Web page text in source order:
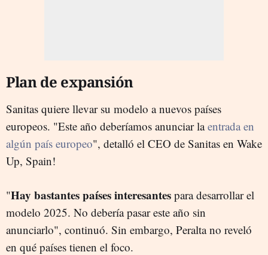
Plan de expansión
Sanitas quiere llevar su modelo a nuevos países
europeos. "Este año deberíamos anunciar laentrada en
algún país europeo", detalló el CEO de Sanitas en Wake
Up, Spain!
"Hay bastantes países interesantes para desarrollar el
modelo 2025. No debería pasar este año sin
anunciarlo", continuó. Sin embargo, Peralta no reveló
en qué países tienen el foco.